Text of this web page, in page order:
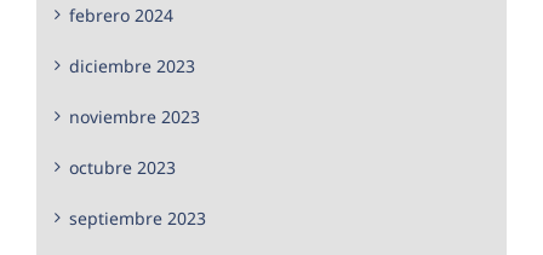
febrero 2024
diciembre 2023
noviembre 2023
octubre 2023
septiembre 2023